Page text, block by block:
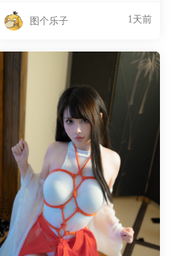
图个乐子 1天前